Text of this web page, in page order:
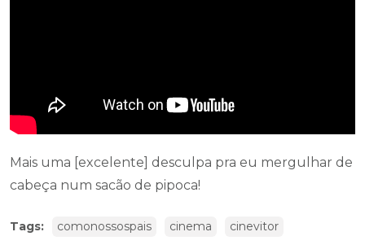
Mais uma [excelente] desculpa pra eu mergulhar de
cabeça num sacão de pipoca!
Tags: comonossospais cinema cinevitor